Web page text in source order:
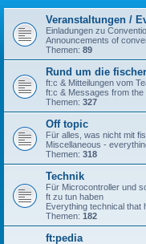
Veranstaltungen /
Einladungen zu
Announcements of
Themen: 89
Rund um die
ft:c & Mitteilungen vom
ft:c & Messages from the
Themen: 327
Off topic
Für alles, was nicht mit
Miscellaneous -
Themen: 318
Technik
Für Microcontroller und
ft zu tun haben
Everything technical that
Themen: 182
ft:pedia